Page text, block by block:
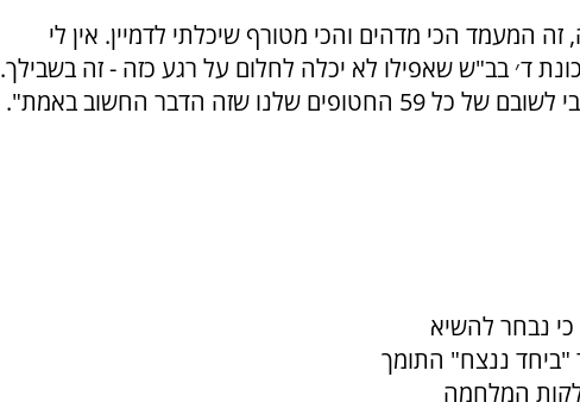
המעמד הכי מדהים והכי מטורף שיכלתי לדמיין. אין לי
ד׳ בב"ש שאפילו לא יכלה לחלום על רגע כזה - זה בשבילך.
שזה הדבר החשוב באמת".
נבחר להשיא
ננצח" התומך
המלחמה